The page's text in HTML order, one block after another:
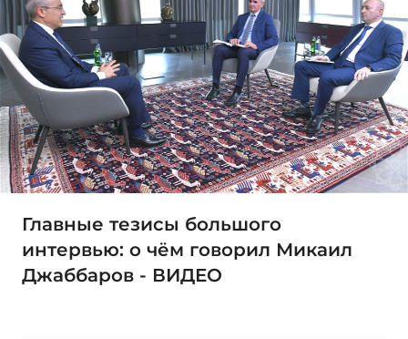
Главные тезисы большого
интервью: о чём говорил Микаил
Джаббаров - ВИДЕО